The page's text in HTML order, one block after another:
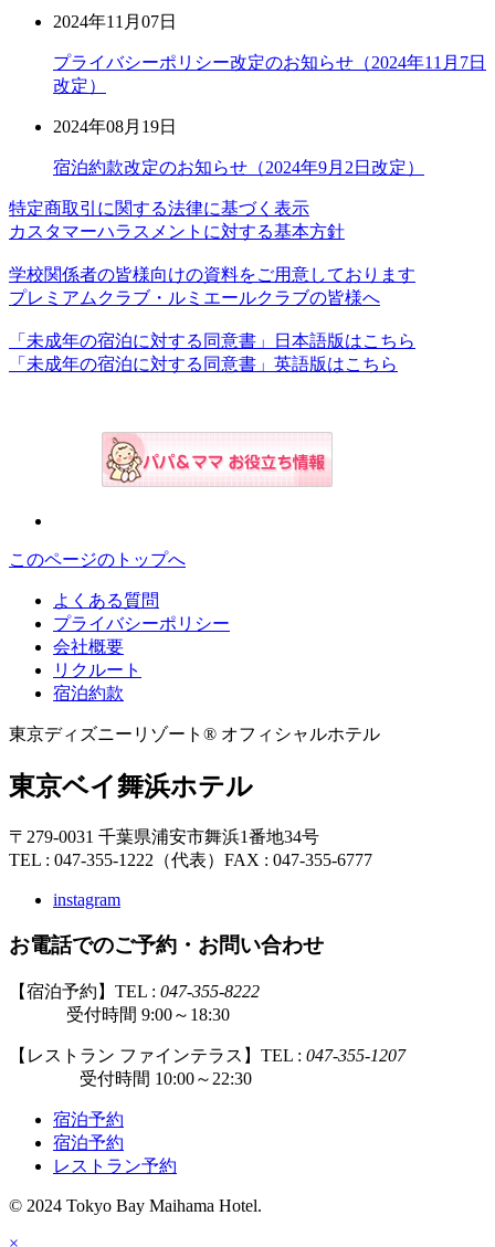
2024年11月07日
プライバシーポリシー改定のお知らせ（2024年11月7日
改定）
2024年08月19日
宿泊約款改定のお知らせ（2024年9月2日改定）
特定商取引に関する法律に基づく表示
カスタマーハラスメントに対する基本方針
学校関係者の皆様向けの資料をご用意しております
プレミアムクラブ・ルミエールクラブの皆様へ
「未成年の宿泊に対する同意書」日本語版はこちら
「未成年の宿泊に対する同意書」英語版はこちら
このページのトップへ
よくある質問
プライバシーポリシー
会社概要
リクルート
宿泊約款
東京ディズニーリゾート® オフィシャルホテル
東京ベイ舞浜ホテル
〒279-0031 千葉県浦安市舞浜1番地34号
TEL : 047-355-1222（代表） FAX : 047-355-6777
instagram
お電話でのご予約・お問い合わせ
【宿泊予約】TEL : 047-355-8222
受付時間 9:00～18:30
【レストラン ファインテラス】TEL : 047-355-1207
受付時間 10:00～22:30
宿泊予約
宿泊予約
レストラン予約
© 2024 Tokyo Bay Maihama Hotel.
×